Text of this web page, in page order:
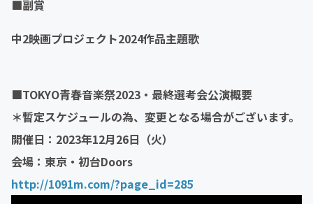
■副賞
中2映画プロジェクト2024作品主題歌
■TOKYO青春音楽祭2023・最終選考会公演概要
＊暫定スケジュールの為、変更となる場合がございます。
開催日：2023年12月26日（火）
会場：東京・初台Doors
http://1091m.com/?page_id=285